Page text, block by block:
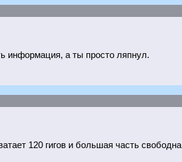
информация, а ты просто ляпнул.
120 гигов и большая часть свободна